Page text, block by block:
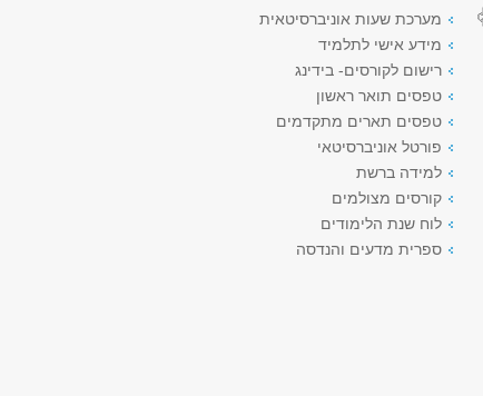
מערכת שעות אוניברסיטאית
מידע אישי לתלמיד
רישום לקורסים- בידינג
טפסים תואר ראשון
טפסים תארים מתקדמים
פורטל אוניברסיטאי
למידה ברשת
קורסים מצולמים
לוח שנת הלימודים
ספרית מדעים והנדסה